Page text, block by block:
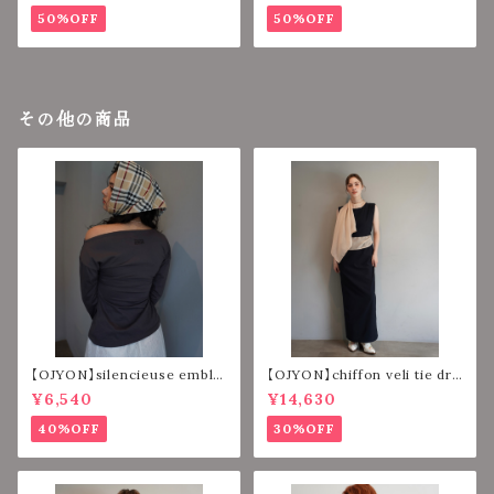
50%OFF 50%OFF
その他の商品
【OJYON】silencieuse emble
m tops【CHACORL】
¥6,540
40%OFF
【OJYON】chiffon veli tie dre
ss 【NAVY】
¥14,630
30%OFF